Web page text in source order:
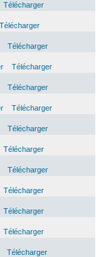
Télécharger
Télécharger
Télécharger
Télécharger
Télécharger
Télécharger
Télécharger
Télécharger
Télécharger
Télécharger
Télécharger
Télécharger
Télécharger